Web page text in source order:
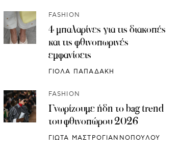
FASHION
4 μπαλαρίνες για τις διακοπές
και τις φθινοπωρινές
εμφανίσεις
ΓΙΟΛΑ ΠΑΠΑΔΑΚΗ
FASHION
Γνωρίζουμε ήδη το bag trend
του φθινοπώρου 2026
ΓΙΩΤΑ ΜΑΣΤΡΟΓΙΑΝΝΟΠΟΥΛΟΥ